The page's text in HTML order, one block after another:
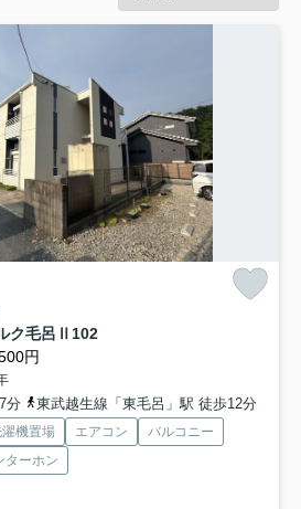
ク毛呂Ⅱ 102
円
分
東武越生線「東毛呂」駅 徒歩12分
機置場 エアコン
バルコニー
ターホン